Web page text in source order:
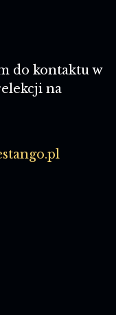
do kontaktu w
na